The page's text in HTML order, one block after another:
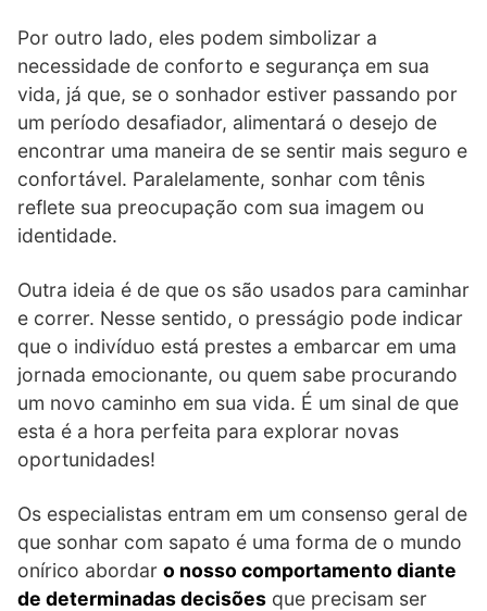
Por outro lado, eles podem simbolizar a
necessidade de conforto e segurança em sua
vida, já que, se o sonhador estiver passando por
um período desafiador, alimentará o desejo de
encontrar uma maneira de se sentir mais seguro e
confortável. Paralelamente, sonhar com tênis
reflete sua preocupação com sua imagem ou
identidade.
Outra ideia é de que os são usados para caminhar
e correr. Nesse sentido, o presságio pode indicar
que o indivíduo está prestes a embarcar em uma
jornada emocionante, ou quem sabe procurando
um novo caminho em sua vida. É um sinal de que
esta é a hora perfeita para explorar novas
oportunidades!
Os especialistas entram em um consenso geral de
que sonhar com sapato é uma forma de o mundo
onírico abordar o nosso comportamento diante
de determinadas decisões que precisam ser